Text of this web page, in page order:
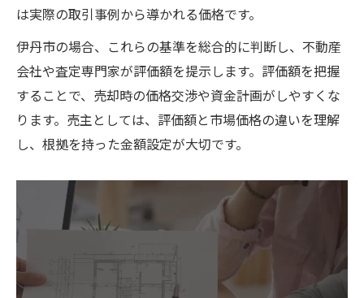
は実際の取引事例から導かれる価格です。
伊丹市の場合、これらの基準を総合的に判断し、不動産
会社や査定専門家が評価額を提示します。評価額を把握
することで、売却時の価格交渉や資金計画がしやすくな
ります。売主としては、評価額と市場価格の違いを理解
し、根拠を持った金額設定が大切です。